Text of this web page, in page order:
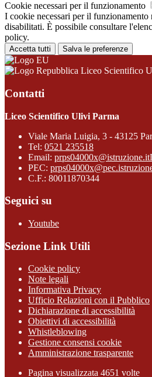
Cookie necessari per il funzionamento
I cookie necessari per il funzionamento
disabilitati. È possibile consultare
policy.
Accetta tutti Salva le preferenze
Liceo Scientifico
Contatti
Liceo Scientifico Ulivi Parma
Viale Maria Luigia, 3 - 43125
Tel: 0521 235518
Email: prps04000x@istruzione.it
PEC:
C.F.: 80011870344
Seguici su
Youtube
Sezione Link Utili
Cookie policy
Note legali
Informativa Privacy
Ufficio Relazioni con il Pubblico
Dichiarazione di accessibilità
Obiettivi di accessibilità
Whistleblowing
Gestione consensi cookie
Amministrazione trasparente
Pagina visualizzata 4651 volte